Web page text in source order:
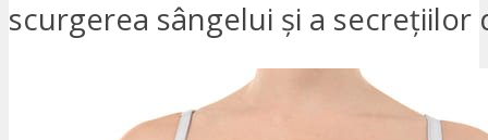
scurgerea sângelui și a secrețiilor